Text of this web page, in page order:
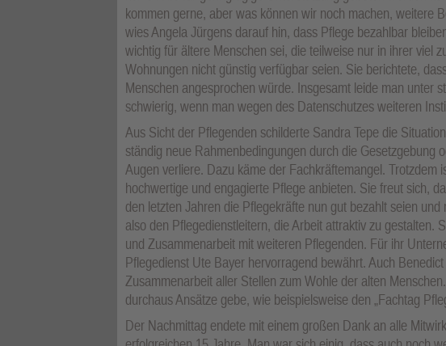
kommen gerne, aber was können wir noch machen, weitere
wies Angela Jürgens darauf hin, dass Pflege bezahlbar
wichtig für ältere Menschen sei, die teilweise nur in ihrer viel
Wohnungen nicht günstig verfügbar seien. Sie berichtete,
Menschen angesprochen würde. Insgesamt leide man unter
schwierig, wenn man wegen des Datenschutzes weiteren
Aus Sicht der Pflegenden schilderte Sandra Tepe die
ständig neue Rahmenbedingungen durch die Gesetzgebung
Augen verliere. Dazu käme der Fachkräftemangel. Trotzdem
hochwertige und engagierte Pflege anbieten. Sie freut sich,
den letzten Jahren die Pflegekräfte nun gut bezahlt seien
also den Pflegedienstleitern, die Arbeit attraktiv zu gestalten.
und Zusammenarbeit mit weiteren Pflegenden. Für ihr
Pflegedienst Ute Bayer hervorragend bewährt. Auch
Zusammenarbeit aller Stellen zum Wohle der alten
durchaus Ansätze gebe, wie beispielsweise den „Fachtag
Der Nachmittag endete mit einem großen Dank an alle